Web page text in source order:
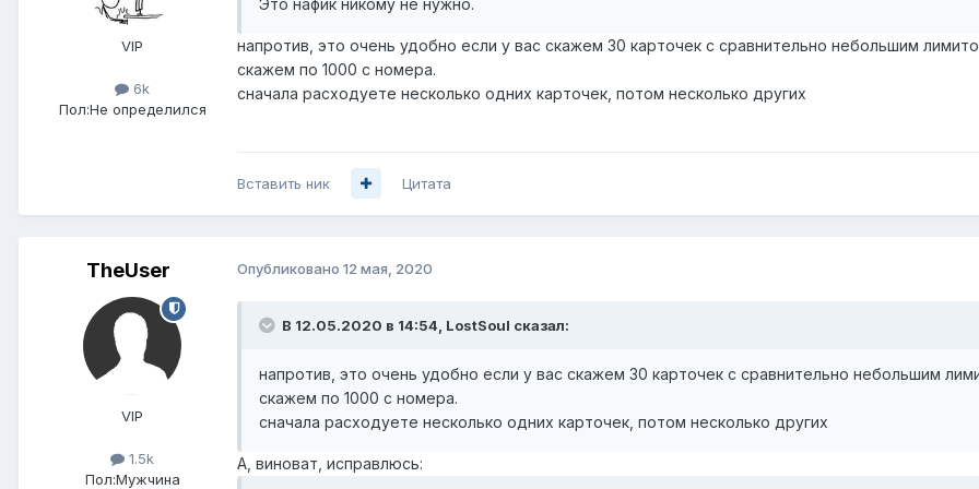
VIP
6k
Пол:Не определился
Это нафик никому не нужно.
напротив, это очень удобно если у вас скажем 30 карточек с сравнительно небольшим
скажем по 1000 с номера.
сначала расходуете несколько одних карточек, потом несколько других
Вставить ник Цитата
TheUser
VIP
1.5k
Пол:Мужчина
Опубликовано 12 мая, 2020
В 12.05.2020 в 14:54, LostSoul сказал:
напротив, это очень удобно если у вас скажем 30 карточек с сравнительно небольшим
скажем по 1000 с номера.
сначала расходуете несколько одних карточек, потом несколько других
А, виноват, исправлюсь: